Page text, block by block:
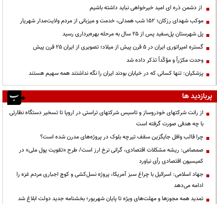
از دشمن ذره ای امید خیرخواهی نباید داشته باشیم
موکب شهدای رزکان؛ ۱۵۲ شب همدلی، خدمت و میزبانی از مردم ولایت‌مدار شهریار
پل شهرستان پل‌سفید پس از ۲۵ سال به مرحله بهره‌برداری رسید
گستره امپراتوری ایران در ۵ قرن پیش از میلاد؛ تصویری از ایران ۲۵ قرن پیش
وحدت مکرّراً و مؤکّداً تذکر داده شد
پزشکیان: تنها کسانی که در خیابان بودند ایران را نگه نداشتند همه سهیم هستند
پربازدید ها
از رانت‌ شرکتهای خودروساز و تاسیس شرکتهای تراستی در اروپا تا تسخیر دستگاه نظارتی
با چه هدفی صورت گرفته است
چرا قالب وافل جایگزین سقف تیرچه بلوک در پروژه‌های مدرن شده است؟
صمصامی: ریشه مشکلات اقتصادی، گرانی نرخ ارز است/ طرح «تقویت پول ملی» در
کمیسیون اقتصادی رأی نیاورد
جهاد اسلامی: اسرائیل با چراغ سبز آمریکا، پروژه نسل‌کشی و کوچ اجباری مردم غزه را
ادامه می‌دهد
تمدید همه مجوزها و مهلت‌های ویژه تا پایان شهریور؛ بخشنامه جدید دولت ابلاغ شد